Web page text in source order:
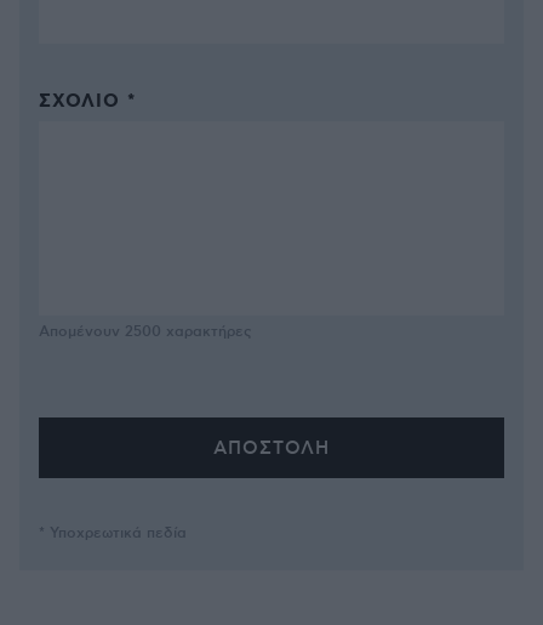
ΣΧΌΛΙΟ *
Απομένουν 2500 χαρακτήρες
* Υποχρεωτικά πεδία